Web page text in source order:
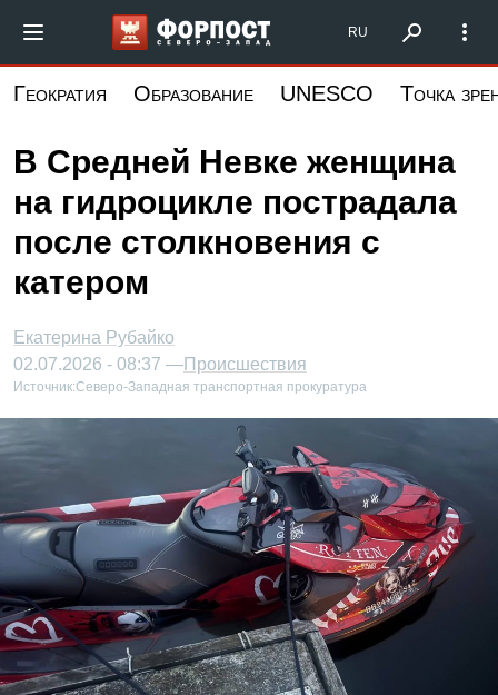
основному
Форпост Северо-Запад
RU
Геократия Образование UNESCO Точка
В Средней Невке женщина
на гидроцикле пострадала
после столкновения с
катером
Екатерина Рубайко
02.07.2026 - 08:37 —Происшествия
Источник:Северо-Западная транспортная прокуратура